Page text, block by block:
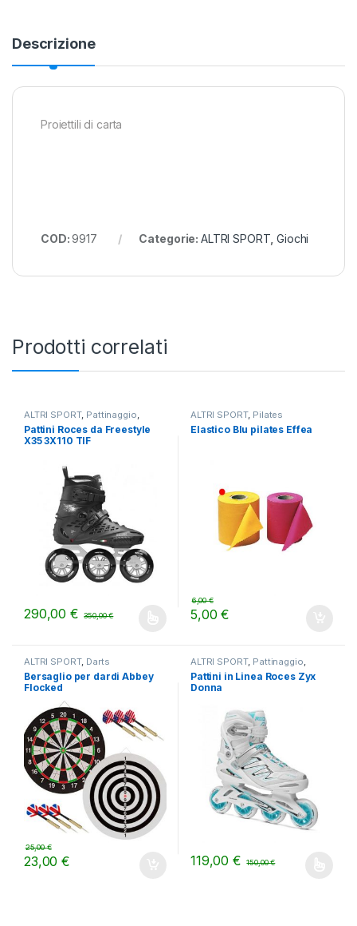
Descrizione
Proiettili di carta
COD:9917 Categorie: ALTRI SPORT ,Giochi
Prodotti correlati
ALTRI SPORT, Pattinaggio,
Pattini da fitness
Pattini Roces da Freestyle
X35 3X110 TIF
290,00€ 350,00€
Questo prodotto ha più varianti. Le opzioni possono essere
ALTRI SPORT, Pilates
Elastico Blu pilates Effea
5,00€
6,00€
ALTRI SPORT, Darts
Bersaglio per dardi Abbey
Flocked
23,00€
25,00€
ALTRI SPORT, Pattinaggio,
Pattini da fitness
Pattini in Linea Roces Zyx
Donna
119,00€ 150,00€